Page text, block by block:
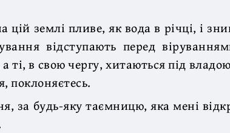
цій землі пливе, як вода в річці, і
відступають перед
ті, в свою чергу, хитаються під
поклоняєтесь.
за будь-яку таємницю, яка мені